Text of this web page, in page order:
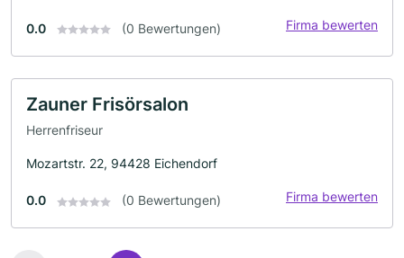
0.0 (0 Bewertungen) Firma bewerten
Zauner Frisörsalon
Herrenfriseur
Mozartstr. 22, 94428 Eichendorf
0.0 (0 Bewertungen) Firma bewerten